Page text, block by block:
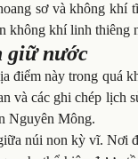
sơ và không khí
không khí linh
giữ nước
điểm này trong quá
và các ghi chép lịch
Nguyên Mông.
núi non kỳ vĩ.